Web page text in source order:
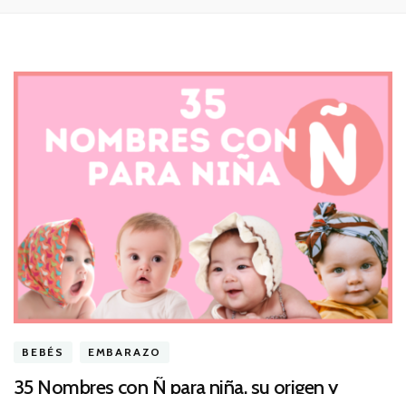
BEBÉS EMBARAZO
35 Nombres con Ñ para niña, su origen y